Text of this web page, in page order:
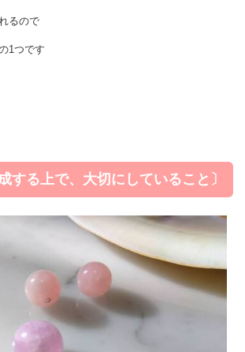
るので
1つです
する上で、大切にしていること〕